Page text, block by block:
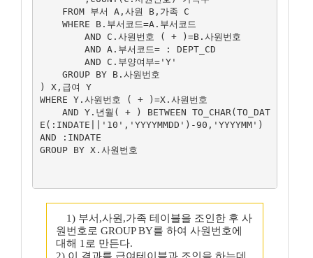
) X,급여 Y
WHERE Y.사원번호 ( + )=X.사원번호
E(:INDATE||'10','YYYYMMDD')-90,'YYYYMM')
AND :INDATE
GROUP BY X.사원번호
1) 부서,사원,가족 테이블을 조인한 후 사
원번호로 GROUP BY를 하여 사원번호에
대해 1로 만든다.